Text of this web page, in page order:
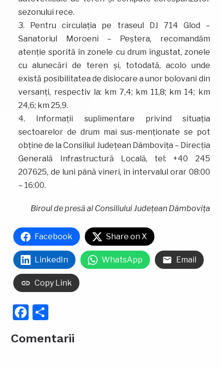
sezonului rece.
Pentru circulaţia pe traseul DJ 714 Glod –
Sanatoriul Moroeni – Peştera, recomandăm
atenţie sporită în zonele cu drum îngustat, zonele
cu alunecări de teren şi, totodată, acolo unde
există posibilitatea de dislocare a unor bolovani din
versanţi, respectiv la: km 7,4; km 11,8; km 14; km
24,6; km 25,9.
Informații suplimentare privind situaţia
sectoarelor de drum mai sus-menționate se pot
obţine de la Consiliul Judeţean Dâmboviţa – Direcţia
Generală Infrastructură Locală, tel: +40 245
207625, de luni până vineri, în intervalul orar 08:00
– 16:00.
Biroul de presă al Consiliului Județean Dâmbovița
Facebook Share on X
LinkedIn WhatsApp Email
Copy Link
Facebook
Comentarii